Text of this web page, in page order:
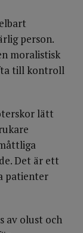
person.
moralistisk
till kontroll
lätt
Det är ett
patienter
av olust och